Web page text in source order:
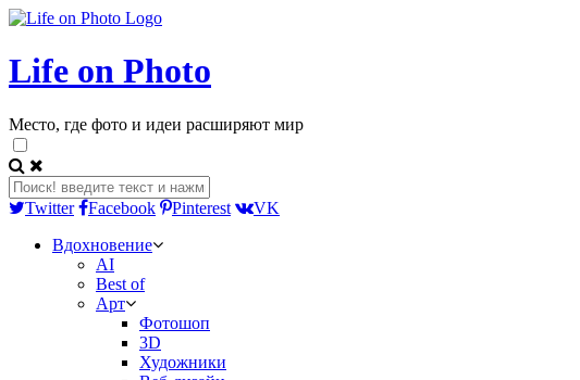
Life on Photo
Место, где фото и идеи расширяют мир
Twitter Facebook Pinterest
VK
Вдохновение
AI
Best of
Арт
Фотошоп
3D
Художники